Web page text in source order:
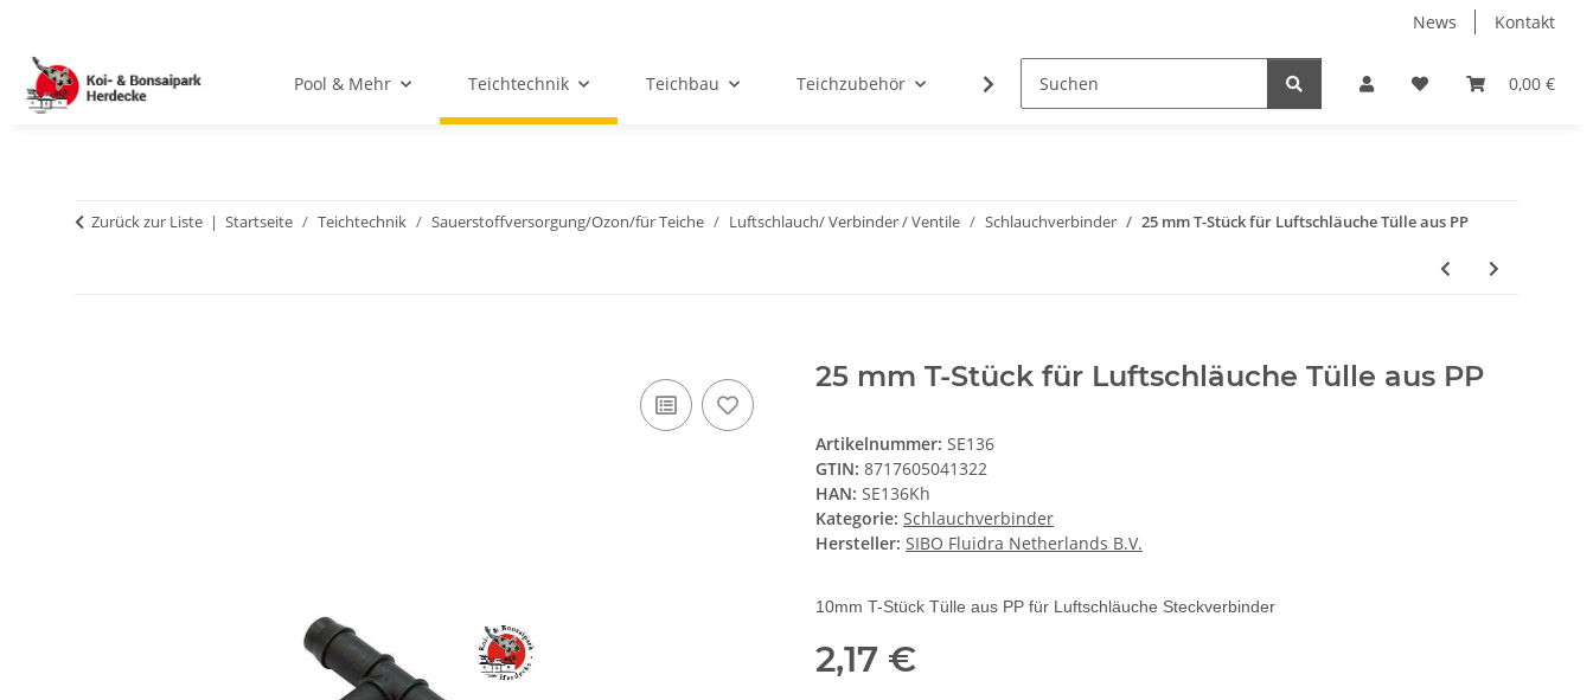
News Kontakt
0,00 €
Pool & Mehr Teichtechnik Teichbau Teichzubehör Teichwasser Koi Pflege/Futter/Kescher Aquaristik /
Zurück zur Liste Startseite Teichtechnik Sauerstoffversorgung/Ozon/für Teiche Luftschlauch/ Verbinder / Ventile Schlauchverbinder 25 mm T-Stück für Luftschläuche Tülle aus PP
25 mm T-Stück für Luftschläuche Tülle aus PP
Artikelnummer: SE136
GTIN: 8717605041322
HAN: SE136Kh
Kategorie: Schlauchverbinder
Hersteller: SIBO Fluidra Netherlands B.V.
10mm T-Stück Tülle aus PP für Luftschläuche Steckverbinder
2,17 €